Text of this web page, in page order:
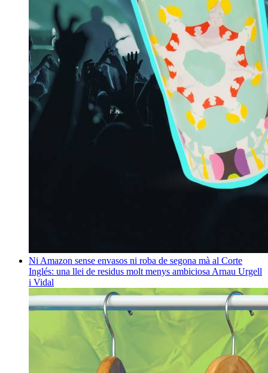
Ni Amazon sense envasos ni roba de segona mà al Corte
Inglés: una llei de residus molt menys ambiciosa Arnau Urgell
i Vidal